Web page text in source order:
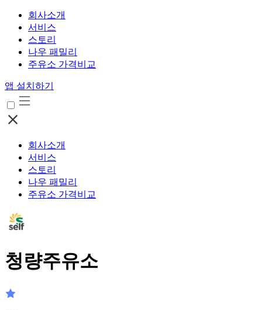
회사소개
서비스
스토리
나우 패밀리
주유소 가격비교
앱 설치하기
회사소개
서비스
스토리
나우 패밀리
주유소 가격비교
청량주유소